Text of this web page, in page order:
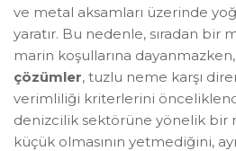
ve metal aksamları üzerinde
yaratır. Bu nedenle, sıradan bir
marin koşullarına dayanmazken,
çözümler, tuzlu neme karşı
verimliliği kriterlerini
denizcilik sektörüne yönelik bir
küçük olmasının yetmediğini,